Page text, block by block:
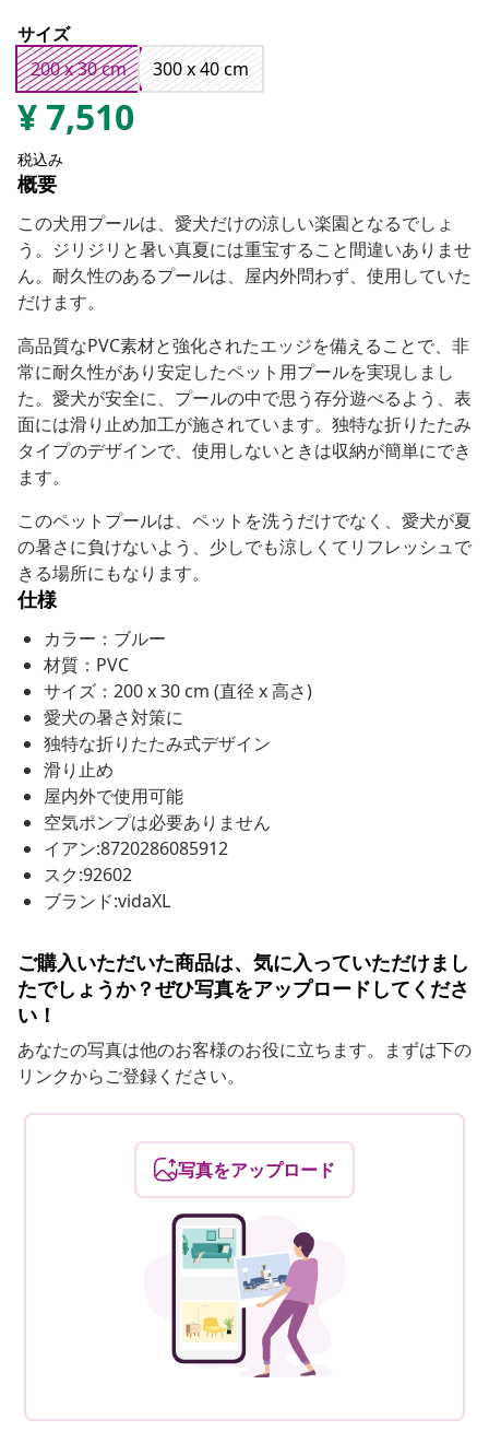
サイズ
200 x 30 cm
300 x 40 cm
¥7,510
税込み
概要
この犬用プールは、愛犬だけの涼しい楽園となるでしょ
う。ジリジリと暑い真夏には重宝すること間違いありませ
ん。耐久性のあるプールは、屋内外問わず、使用していた
だけます。
高品質なPVC素材と強化されたエッジを備えることで、非
常に耐久性があり安定したペット用プールを実現しまし
た。愛犬が安全に、プールの中で思う存分遊べるよう、表
面には滑り止め加工が施されています。独特な折りたたみ
タイプのデザインで、使用しないときは収納が簡単にでき
ます。
このペットプールは、ペットを洗うだけでなく、愛犬が夏
の暑さに負けないよう、少しでも涼しくてリフレッシュで
きる場所にもなります。
仕様
カラー：ブルー
材質：PVC
サイズ：200 x 30 cm (直径 x 高さ)
愛犬の暑さ対策に
独特な折りたたみ式デザイン
滑り止め
屋内外で使用可能
空気ポンプは必要ありません
イアン:8720286085912
スク:92602
ブランド:vidaXL
ご購入いただいた商品は、気に入っていただけまし
たでしょうか？ぜひ写真をアップロードしてくださ
い！
あなたの写真は他のお客様のお役に立ちます。まずは下の
リンクからご登録ください。
写真をアップロード